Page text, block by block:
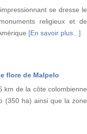
se dresse le
religieux et de
[En savoir plus...]
flore de Malpelo
km de la côte colombienne
(350 ha) ainsi que la zone